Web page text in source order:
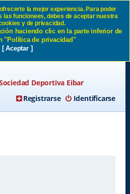
de uso SD Eibar
Deportiva Eibar
Identificarse
Registrarse
la mejor experiencia. Para poder
las funcionees, debes de aceptar nuestra
y de privacidad.
haciendo clic en la parte inferior de
"Política de privacidad"
[ Aceptar ]